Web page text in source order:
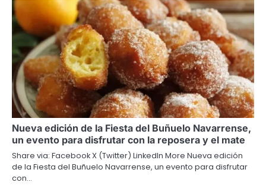
Nueva edición de la Fiesta del Buñuelo Navarrense,
un evento para disfrutar con la reposera y el mate
Share via: Facebook X (Twitter) LinkedIn More Nueva edición
de la Fiesta del Buñuelo Navarrense, un evento para disfrutar
con…